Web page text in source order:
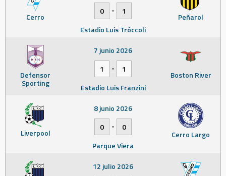
Cerro Peñarol
0
-
1
Estadio Luis Tróccoli
Defensor
Sporting
Boston River
7 junio 2026
1
-
1
Estadio Luis Franzini
Liverpool Cerro Largo
8 junio 2026
0
-
0
Parque Viera
12 julio 2026